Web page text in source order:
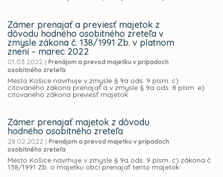
Zámer prenajať a previesť majetok z
dôvodu hodného osobitného zreteľa v
zmysle zákona č. 138/1991 Zb. v platnom
znení – marec 2022
01.03.2022 | Prenájom a prevod majetku v prípadoch
osobitného zreteľa
Mesto Košice navrhuje v zmysle § 9a ods. 9 písm. c)
citovaného zákona prenajať a v zmysle § 9a ods. 8 písm. e)
citovaného zákona previesť majetok
Zámer prenajať majetok z dôvodu
hodného osobitného zreteľa
28.02.2022 | Prenájom a prevod majetku v prípadoch
osobitného zreteľa
Mesto Košice navrhuje v zmysle § 9a ods. 9 písm. c) zákona č.
138/1991 Zb. o majetku obcí prenajať tento majetok: